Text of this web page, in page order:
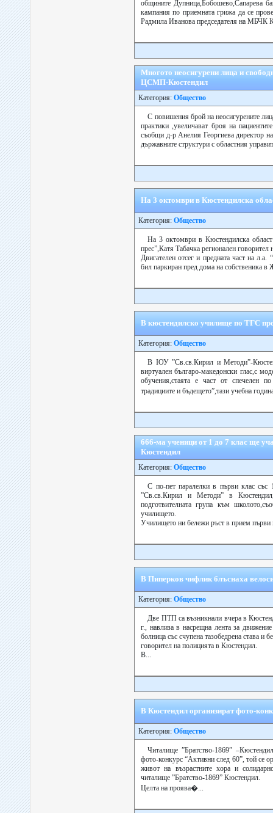
общините Дупница,Бобошево,Сапарева
кампания по приемната грижа да се
Радмила Иванова председателя на МБЧК
Многото неосигурени лица и
ЦСМП-Кюстендил
Категория: Общество
С повишения брой на неосигурените
практики ,увеличават броя на
съобщи д-р Анелия Георгиева
държавните структури с областния
На 3 октомври в Кюстендилска
Категория: Общество
На 3 октомври в Кюстендилска
прес”,Катя Табачка регионален
Двигателен отсег и предната част на
бил паркиран пред дома на собственика
В кюстендилско училище по ТГС
Категория: Общество
В ІОУ ”Св.св.Кирил и Методи”-
виртуален българо-македонски глас,с
обучения,стаята е част от спечелен
традициите и бъдещето”,тази учебна
666-ма ученици от 1 до 7 клас ще
Кюстендил
Категория: Общество
С по-пет паралелки в първи клас
”Св.св.Кирил и Методи” в
подготвителната група към
училището.
Училището ни бележи ръст в прием първи
В Пиперков чифлик блъснаха
Категория: Общество
Две ПТП са възникнали вчера в
г., навлиза в насрещна лента за
болница със счупена тазобедрена става и
говорител на полицията в Кюстендил.
В...
В Кюстендил организират фото-
Категория: Общество
Читалище ”Братство-1869”
фото-конкурс “Активни след 60”, той се
живот на възрастните хора и
читалище ”Братство-1869” Кюстендил.
Целта на проява�...